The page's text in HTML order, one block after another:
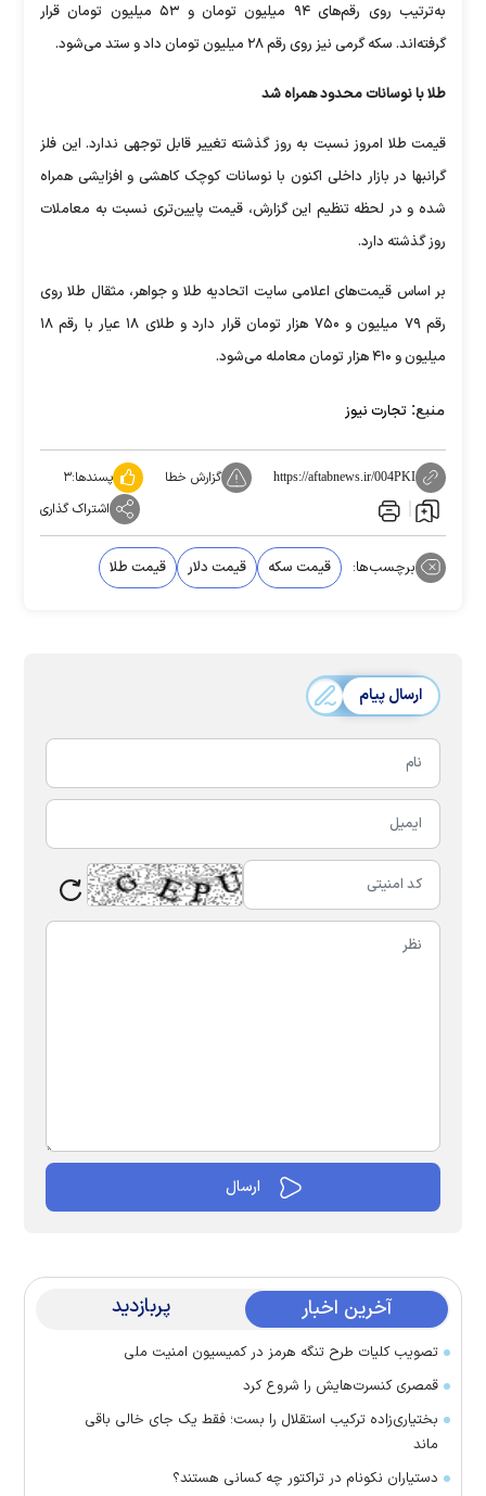
به‌ترتیب روی رقم‌های ۹۴ میلیون تومان و ۵‍۳ میلیون تومان قرار
گرفته‌اند. سکه گرمی نیز روی رقم ۲۸ میلیون تومان داد و ستد می‌شود.
طلا با نوسانات محدود همراه شد
قیمت طلا امروز نسبت به روز گذشته تغییر قابل توجهی ندارد. این فلز
گرانبها در بازار داخلی اکنون با نوسانات کوچک کاهشی و افزایشی همراه
شده و در لحظه تنظیم این گزارش، قیمت پایین‌تری نسبت به معاملات
روز گذشته دارد.
بر اساس قیمت‌های اعلامی سایت اتحادیه طلا و جواهر، مثقال طلا روی
رقم ۷۹ میلیون و ۷۵۰ هزار تومان قرار دارد و طلای ۱۸ عیار با رقم ۱۸
میلیون و ۴۱۰ هزار تومان معامله می‌شود.
منبع: تجارت نیوز
https://aftabnews.ir/004PKI گزارش خطا پسندها:۳
اشتراک گذاری
برچسب‌ها: قیمت سکه قیمت دلار قیمت طلا
ارسال پیام
آخرین اخبار پربازدید
تصویب کلیات طرح تنگه هرمز در کمیسیون امنیت ملی
قمصری کنسرت‌هایش را شروع کرد
بختیاری‌زاده ترکیب استقلال را بست؛ فقط یک جای خالی باقی
ماند
دستیاران نکونام در تراکتور چه کسانی هستند؟